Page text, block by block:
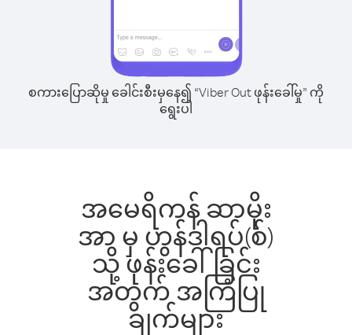
စကားပြောဆိုမှု ခေါင်းစီးမှနေ၍ “Viber Out ဖုန်းခေါ်မှု” ကို
ရွေးပါ
အမေရိကန် ဆာမိုး
အာ မှ ဟွန်ဒါရပ်(စ်)
သို့ ဖုန်းခေါ်ခြင်း
အတွက် အကြံပြု
ချက်များ